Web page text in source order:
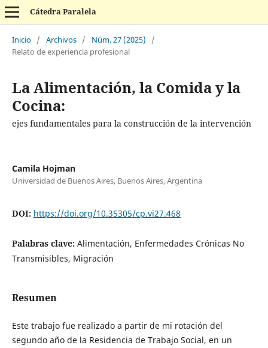
Cátedra Paralela
Inicio / Archivos / Núm. 27 (2025)
/
Relato de experiencia profesional
La Alimentación, la Comida y la
Cocina:
ejes fundamentales para la construcción de la intervención
Camila Hojman
Universidad de Buenos Aires, Buenos Aires, Argentina
DOI: https://doi.org/10.35305/cp.vi27.468
Palabras clave: Alimentación, Enfermedades Crónicas No
Transmisibles, Migración
Resumen
Este trabajo fue realizado a partir de mi rotación del
segundo año de la Residencia de Trabajo Social, en un